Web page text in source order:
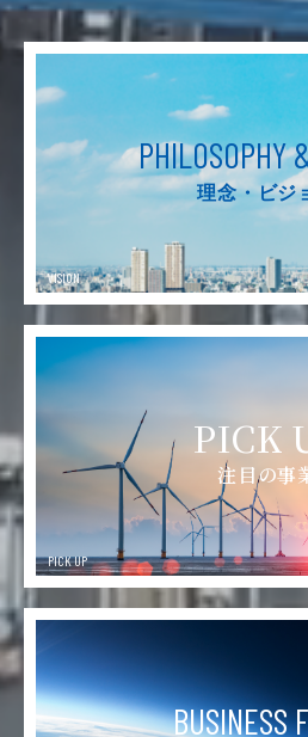
PHILOSOPHY
理念・ビジ
VISION
PICK
注目の事
PICK UP
BUSINESS